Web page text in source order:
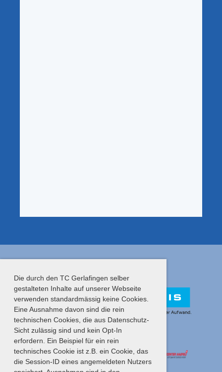
Die durch den TC Gerlafingen selber
gestalteten Inhalte auf unserer Webseite
verwenden standardmässig keine Cookies.
Eine Ausnahme davon sind die rein
technischen Cookies, die aus Datenschutz-
Sicht zulässig sind und kein Opt-In
erfordern. Ein Beispiel für ein rein
technisches Cookie ist z.B. ein Cookie, das
die Session-ID eines angemeldeten Nutzers
Gold Sponsoren
Silber Sponsoren